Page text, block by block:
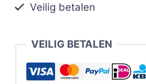
Veilig betalen
VEILIG BETALEN